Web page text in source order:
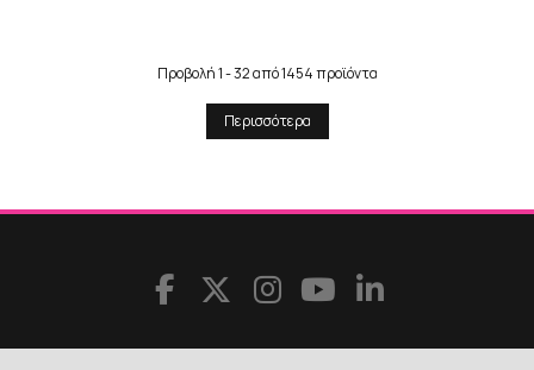
Προβολή 1 - 32 από 1454 προϊόντα
Περισσότερα